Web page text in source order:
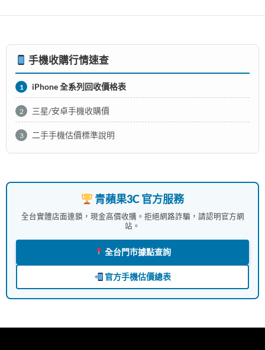
手機收購行情速查
1 iPhone 全系列回收價格表
2 三星/安卓手機收購價
3 二手手機估價標準說明
青蘋果3C 官方服務
全台實體店面連鎖，現金高價收購。拒絕網路詐騙，請認明官方網
站。
全台門市據點查詢
官方手機估價總表